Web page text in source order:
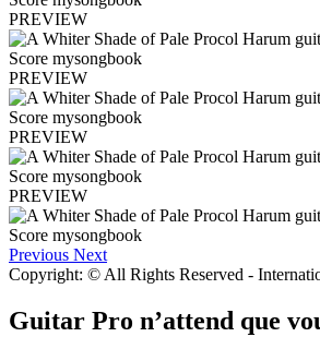
PREVIEW
PREVIEW
PREVIEW
PREVIEW
Previous Next
Copyright: © All Rights Reserved -
Guitar Pro n’attend que